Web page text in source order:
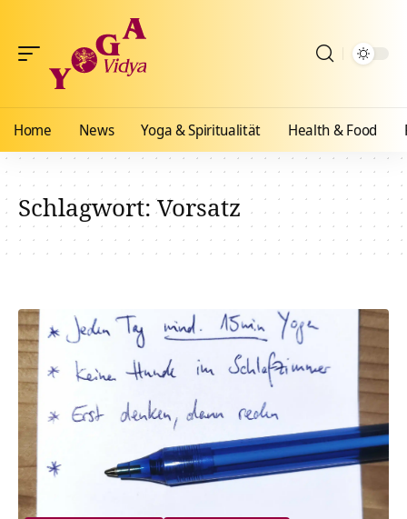
Home News Yoga & Spiritualität Health & Food
Schlagwort:Vorsatz